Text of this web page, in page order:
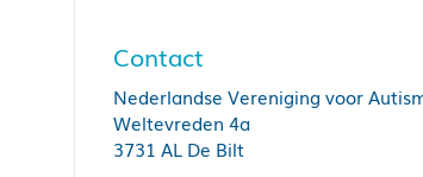
Contact
Nederlandse Vereniging voor
Weltevreden 4a
3731 AL De Bilt